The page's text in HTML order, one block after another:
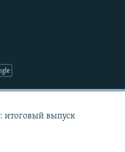
итоговый выпуск